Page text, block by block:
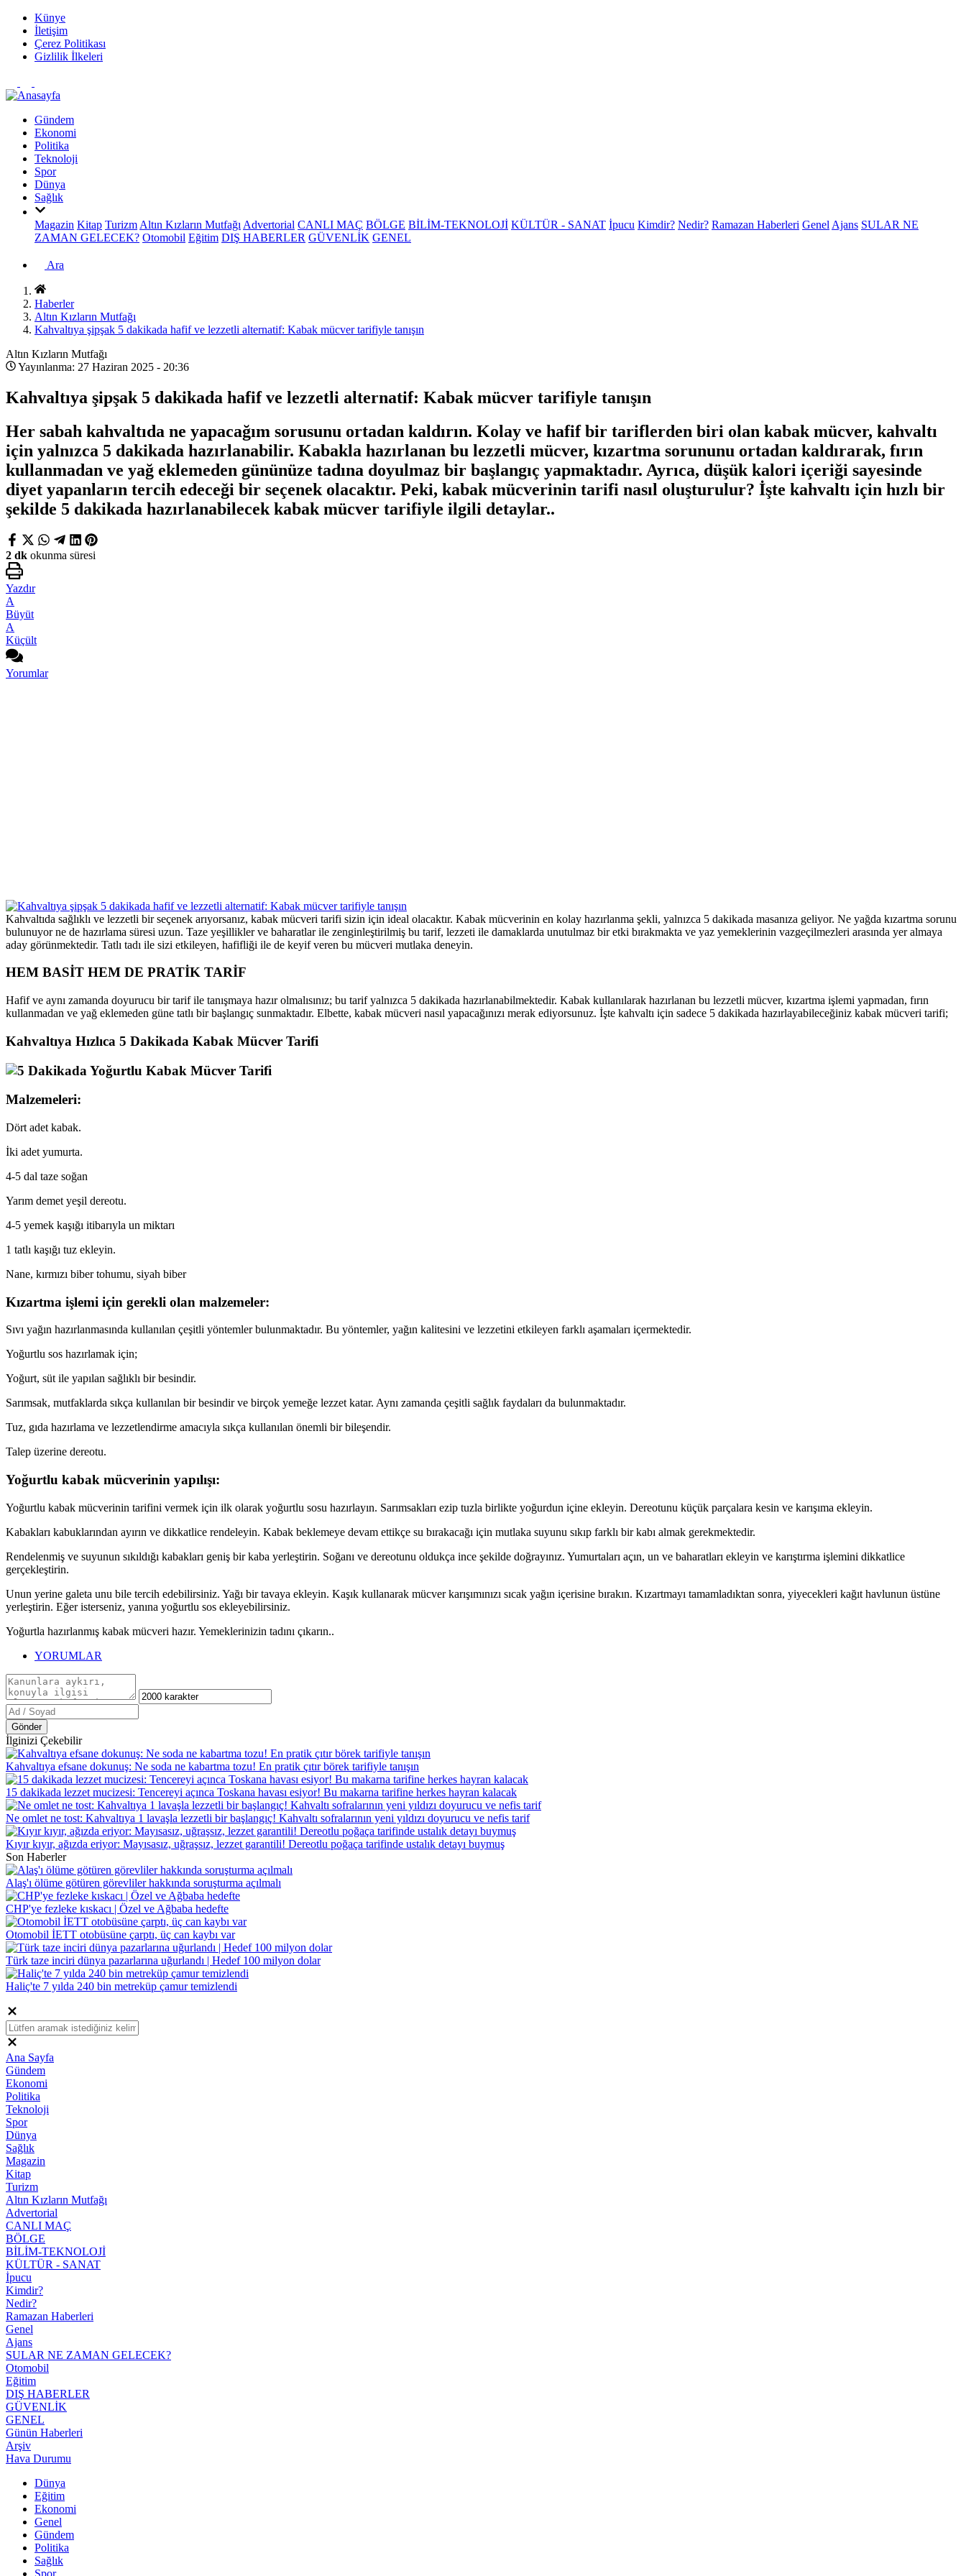
Künye
İletişim
Çerez Politikası
Gizlilik İlkeleri
Gündem
Ekonomi
Politika
Teknoloji
Spor
Dünya
Sağlık
Magazin Kitap Turizm Altın Kızların Mutfağı Advertorial CANLI MAÇ BÖLGE BİLİM-TEKNOLOJİ KÜLTÜR - SANAT İpucu Kimdir? Nedir? Ramazan Haberleri Genel Ajans SULAR NE
ZAMAN GELECEK? Otomobil Eğitim DIŞ HABERLER GÜVENLİK GENEL
Ara
Haberler
Altın Kızların Mutfağı
Kahvaltıya şipşak 5 dakikada hafif ve lezzetli alternatif: Kabak mücver tarifiyle tanışın
Altın Kızların Mutfağı
Yayınlanma: 27 Haziran 2025 - 20:36
Kahvaltıya şipşak 5 dakikada hafif ve lezzetli alternatif: Kabak mücver tarifiyle tanışın
Her sabah kahvaltıda ne yapacağım sorusunu ortadan kaldırın. Kolay ve hafif bir tariflerden biri olan kabak mücver, kahvaltı
için yalnızca 5 dakikada hazırlanabilir. Kabakla hazırlanan bu lezzetli mücver, kızartma sorununu ortadan kaldırarak, fırın
kullanmadan ve yağ eklemeden gününüze tadına doyulmaz bir başlangıç yapmaktadır. Ayrıca, düşük kalori içeriği sayesinde
diyet yapanların tercih edeceği bir seçenek olacaktır. Peki, kabak mücverinin tarifi nasıl oluşturulur? İşte kahvaltı için hızlı bir
şekilde 5 dakikada hazırlanabilecek kabak mücver tarifiyle ilgili detaylar..
2 dk okunma süresi
Yazdır
A
Büyüt
A
Küçült
Yorumlar
Kahvaltıda sağlıklı ve lezzetli bir seçenek arıyorsanız, kabak mücveri tarifi sizin için ideal olacaktır. Kabak mücverinin en kolay hazırlanma şekli, yalnızca 5 dakikada masanıza geliyor. Ne yağda kızartma sorunu
bulunuyor ne de hazırlama süresi uzun. Taze yeşillikler ve baharatlar ile zenginleştirilmiş bu tarif, lezzeti ile damaklarda unutulmaz bir etki bırakmakta ve yaz yemeklerinin vazgeçilmezleri arasında yer almaya
aday görünmektedir. Tatlı tadı ile sizi etkileyen, hafifliği ile de keyif veren bu mücveri mutlaka deneyin.
HEM BASİT HEM DE PRATİK TARİF
Hafif ve aynı zamanda doyurucu bir tarif ile tanışmaya hazır olmalısınız; bu tarif yalnızca 5 dakikada hazırlanabilmektedir. Kabak kullanılarak hazırlanan bu lezzetli mücver, kızartma işlemi yapmadan, fırın
kullanmadan ve yağ eklemeden güne tatlı bir başlangıç sunmaktadır. Elbette, kabak mücveri nasıl yapacağınızı merak ediyorsunuz. İşte kahvaltı için sadece 5 dakikada hazırlayabileceğiniz kabak mücveri tarifi;
Kahvaltıya Hızlıca 5 Dakikada Kabak Mücver Tarifi
Malzemeleri:
Dört adet kabak.
İki adet yumurta.
4-5 dal taze soğan
Yarım demet yeşil dereotu.
4-5 yemek kaşığı itibarıyla un miktarı
1 tatlı kaşığı tuz ekleyin.
Nane, kırmızı biber tohumu, siyah biber
Kızartma işlemi için gerekli olan malzemeler:
Sıvı yağın hazırlanmasında kullanılan çeşitli yöntemler bulunmaktadır. Bu yöntemler, yağın kalitesini ve lezzetini etkileyen farklı aşamaları içermektedir.
Yoğurtlu sos hazırlamak için;
Yoğurt, süt ile yapılan sağlıklı bir besindir.
Sarımsak, mutfaklarda sıkça kullanılan bir besindir ve birçok yemeğe lezzet katar. Aynı zamanda çeşitli sağlık faydaları da bulunmaktadır.
Tuz, gıda hazırlama ve lezzetlendirme amacıyla sıkça kullanılan önemli bir bileşendir.
Talep üzerine dereotu.
Yoğurtlu kabak mücverinin yapılışı:
Yoğurtlu kabak mücverinin tarifini vermek için ilk olarak yoğurtlu sosu hazırlayın. Sarımsakları ezip tuzla birlikte yoğurdun içine ekleyin. Dereotunu küçük parçalara kesin ve karışıma ekleyin.
Kabakları kabuklarından ayırın ve dikkatlice rendeleyin. Kabak beklemeye devam ettikçe su bırakacağı için mutlaka suyunu sıkıp farklı bir kabı almak gerekmektedir.
Rendelenmiş ve suyunun sıkıldığı kabakları geniş bir kaba yerleştirin. Soğanı ve dereotunu oldukça ince şekilde doğrayınız. Yumurtaları açın, un ve baharatları ekleyin ve karıştırma işlemini dikkatlice
gerçekleştirin.
Unun yerine galeta unu bile tercih edebilirsiniz. Yağı bir tavaya ekleyin. Kaşık kullanarak mücver karışımınızı sıcak yağın içerisine bırakın. Kızartmayı tamamladıktan sonra, yiyecekleri kağıt havlunun üstüne
yerleştirin. Eğer isterseniz, yanına yoğurtlu sos ekleyebilirsiniz.
Yoğurtla hazırlanmış kabak mücveri hazır. Yemeklerinizin tadını çıkarın..
YORUMLAR
Gönder
İlginizi Çekebilir
Kahvaltıya efsane dokunuş: Ne soda ne kabartma tozu! En pratik çıtır börek tarifiyle tanışın
15 dakikada lezzet mucizesi: Tencereyi açınca Toskana havası esiyor! Bu makarna tarifine herkes hayran kalacak
Ne omlet ne tost: Kahvaltıya 1 lavaşla lezzetli bir başlangıç! Kahvaltı sofralarının yeni yıldızı doyurucu ve nefis tarif
Kıyır kıyır, ağızda eriyor: Mayısasız, uğraşsız, lezzet garantili! Dereotlu poğaça tarifinde ustalık detayı buymuş
Son Haberler
Alaş'ı ölüme götüren görevliler hakkında soruşturma açılmalı
CHP'ye fezleke kıskacı | Özel ve Ağbaba hedefte
Otomobil İETT otobüsüne çarptı, üç can kaybı var
Türk taze inciri dünya pazarlarına uğurlandı | Hedef 100 milyon dolar
Haliç'te 7 yılda 240 bin metreküp çamur temizlendi
Ana Sayfa
Gündem
Ekonomi
Politika
Teknoloji
Spor
Dünya
Sağlık
Magazin
Kitap
Turizm
Altın Kızların Mutfağı
Advertorial
CANLI MAÇ
BÖLGE
BİLİM-TEKNOLOJİ
KÜLTÜR - SANAT
İpucu
Kimdir?
Nedir?
Ramazan Haberleri
Genel
Ajans
SULAR NE ZAMAN GELECEK?
Otomobil
Eğitim
DIŞ HABERLER
GÜVENLİK
GENEL
Günün Haberleri
Arşiv
Hava Durumu
Dünya
Eğitim
Ekonomi
Genel
Gündem
Politika
Sağlık
Spor